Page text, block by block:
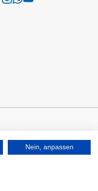
Nein, anpassen